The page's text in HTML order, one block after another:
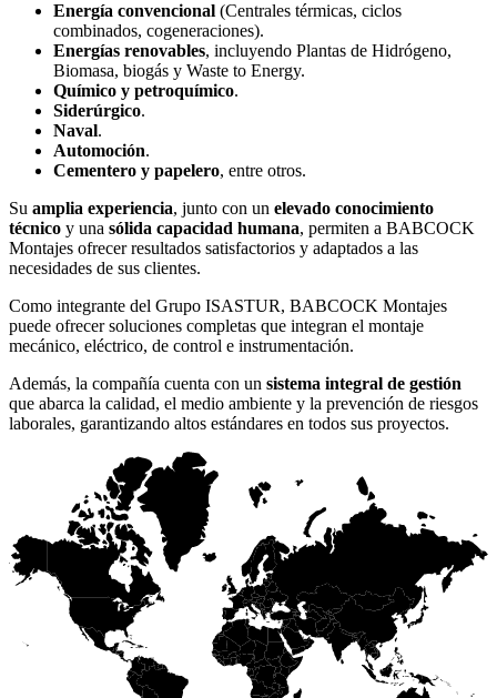
Energía convencional (Centrales térmicas, ciclos
combinados, cogeneraciones).
Energías renovables, incluyendo Plantas de Hidrógeno,
Biomasa, biogás y Waste to Energy.
Químico y petroquímico.
Siderúrgico.
Naval.
Automoción.
Cementero y papelero, entre otros.
Su amplia experiencia, junto con un elevado conocimiento
técnico y una sólida capacidad humana, permiten a BABCOCK
Montajes ofrecer resultados satisfactorios y adaptados a las
necesidades de sus clientes.
Como integrante del Grupo ISASTUR, BABCOCK Montajes
puede ofrecer soluciones completas que integran el montaje
mecánico, eléctrico, de control e instrumentación.
Además, la compañía cuenta con un sistema integral de gestión
que abarca la calidad, el medio ambiente y la prevención de riesgos
laborales, garantizando altos estándares en todos sus proyectos.